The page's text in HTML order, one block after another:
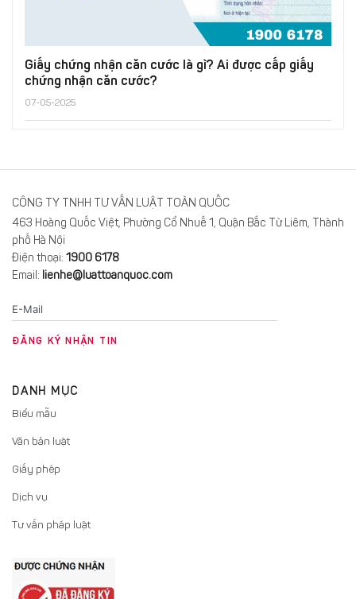
Giấy chứng nhận căn cước là gì? Ai được cấp giấy
chứng nhận căn cước?
07-05-2025
CÔNG TY TNHH TƯ VẤN LUẬT TOÀN QUỐC
463 Hoàng Quốc Việt, Phường Cổ Nhuế 1, Quận Bắc Từ Liêm, Thành
phố Hà Nội
Điện thoại: 1900 6178
Email: lienhe@luattoanquoc.com
DANH MỤC
Biểu mẫu
Văn bản luật
Giấy phép
Dịch vụ
Tư vấn pháp luật